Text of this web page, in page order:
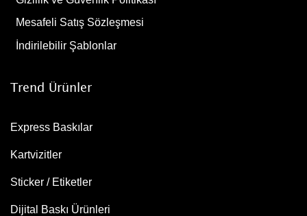
Mesafeli Satış Sözleşmesi
İndirilebilir Şablonlar
Trend Ürünler
Express Baskılar
Kartvizitler
Sticker / Etiketler
Dijital Baskı Ürünleri